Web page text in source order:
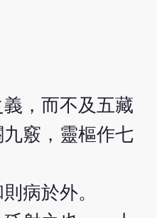
，而不及五藏
竅，靈樞作七
病於外。